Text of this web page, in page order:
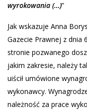
wyrokowania (…)”
Jak wskazuje Anna
Gazecie Prawnej z dnia
stronie pozwanego
jakim zakresie, należy
uiścił umówione
wykonawcy.
należność za prace